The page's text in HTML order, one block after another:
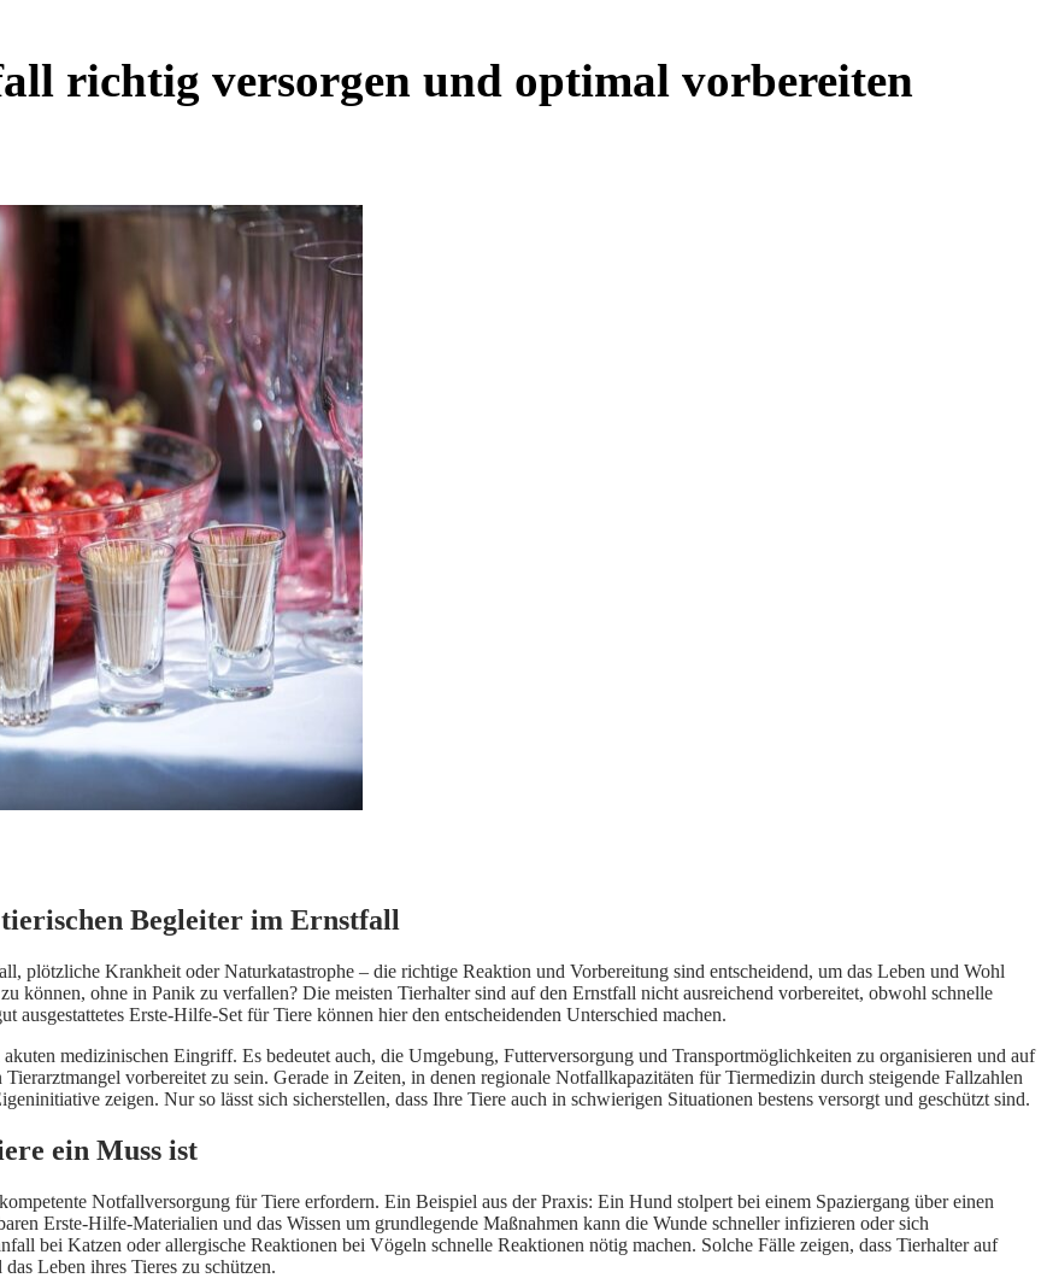
richtig versorgen und optimal vorbereiten
Begleiter im Ernstfall
plötzliche Krankheit oder Naturkatastrophe – die richtige Reaktion und Vorbereitung sind entscheidend, um das Leben und Wohl
können, ohne in Panik zu verfallen? Die meisten Tierhalter sind auf den Ernstfall nicht ausreichend vorbereitet, obwohl schnelle
Erste-Hilfe-Set für Tiere können hier den entscheidenden Unterschied machen.
medizinischen Eingriff. Es bedeutet auch, die Umgebung, Futterversorgung und Transportmöglichkeiten zu organisieren und auf
vorbereitet zu sein. Gerade in Zeiten, in denen regionale Notfallkapazitäten für Tiermedizin durch steigende Fallzahlen
zeigen. Nur so lässt sich sicherstellen, dass Ihre Tiere auch in schwierigen Situationen bestens versorgt und geschützt sind.
ein Muss ist
Notfallversorgung für Tiere erfordern. Ein Beispiel aus der Praxis: Ein Hund stolpert bei einem Spaziergang über einen
Erste-Hilfe-Materialien und das Wissen um grundlegende Maßnahmen kann die Wunde schneller infizieren oder sich
bei Katzen oder allergische Reaktionen bei Vögeln schnelle Reaktionen nötig machen. Solche Fälle zeigen, dass Tierhalter auf
Leben ihres Tieres zu schützen.